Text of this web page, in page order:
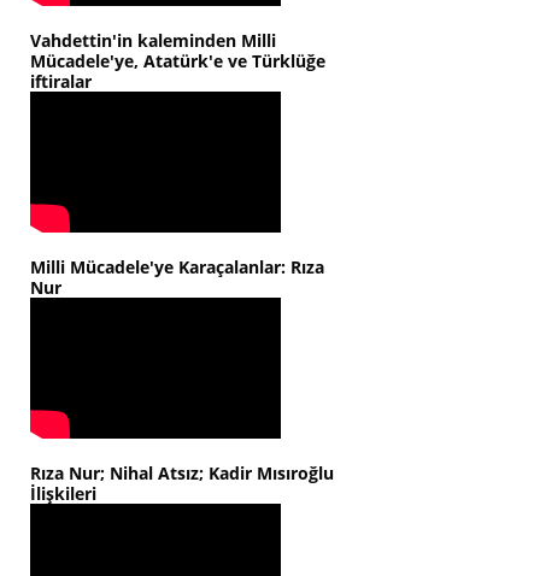
Vahdettin'in kaleminden Milli
Mücadele'ye, Atatürk'e ve Türklüğe
iftiralar
Milli Mücadele'ye Karaçalanlar: Rıza
Nur
Rıza Nur; Nihal Atsız; Kadir Mısıroğlu
İlişkileri